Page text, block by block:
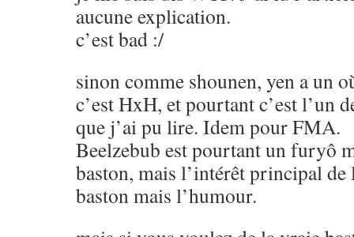
aucune explication.
c’est bad :/
sinon comme shounen, yen a un
c’est HxH, et pourtant c’est l’un
que j’ai pu lire. Idem pour FMA.
Beelzebub est pourtant un furyô
baston, mais l’intérêt principal de
baston mais l’humour.